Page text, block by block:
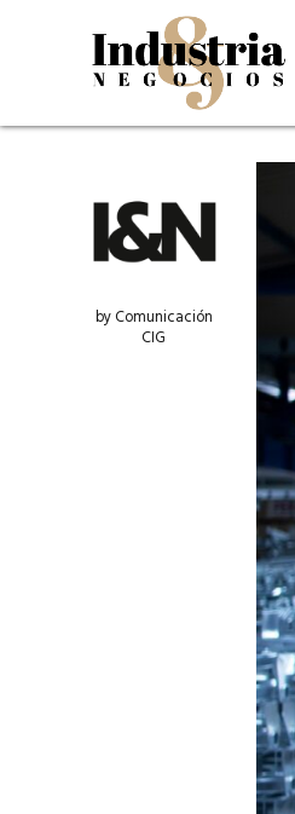
Guatehuevo: medio
más accesible para los
EN PORTADA
by Comunicación
CIG